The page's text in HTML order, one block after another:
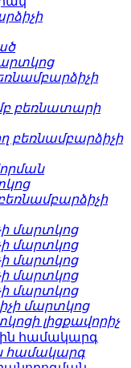
բեռնատարի
բեռնամբարձիչի
մարտկոց
մարտկոց
մարտկոց
մարտկոց
մարտկոց
մարտկոց
լիցքավորիչ
համակարգ